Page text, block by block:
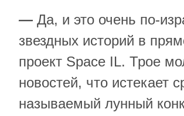
— Да, и это очень по-
звездных историй в
проект Space IL. Трое
новостей, что истекает
называемый лунный